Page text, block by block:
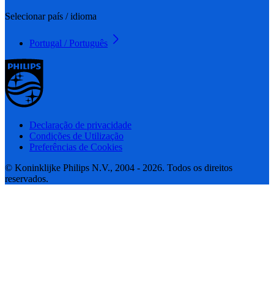
Selecionar país / idioma
Portugal / Português
Declaração de privacidade
Condições de Utilização
Preferências de Cookies
© Koninklijke Philips N.V., 2004 - 2026. Todos os direitos
reservados.